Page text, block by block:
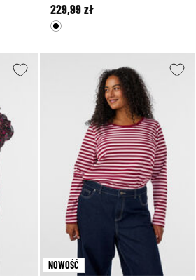
229,99 zł
NOWOŚĆ